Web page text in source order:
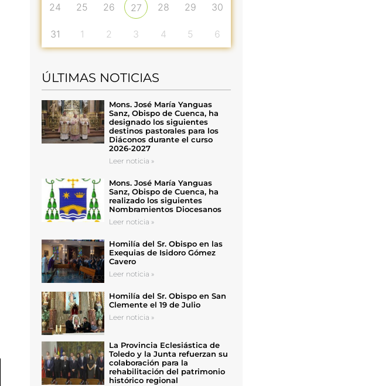
24 25 26 27 28 29 30
31 1 2 3 4 5 6
ÚLTIMAS NOTICIAS
Mons. José María Yanguas
Sanz, Obispo de Cuenca, ha
designado los siguientes
destinos pastorales para los
Diáconos durante el curso
2026-2027
Leer noticia »
Mons. José María Yanguas
Sanz, Obispo de Cuenca, ha
realizado los siguientes
Nombramientos Diocesanos
Leer noticia »
Homilía del Sr. Obispo en las
Exequias de Isidoro Gómez
Cavero
Leer noticia »
Homilía del Sr. Obispo en San
Clemente el 19 de Julio
Leer noticia »
La Provincia Eclesiástica de
Toledo y la Junta refuerzan su
colaboración para la
rehabilitación del patrimonio
histórico regional